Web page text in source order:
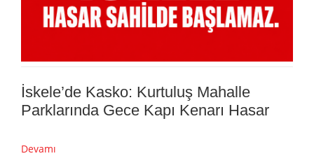
İskele’de Kasko: Kurtuluş Mahalle
Parklarında Gece Kapı Kenarı Hasar
Devamı